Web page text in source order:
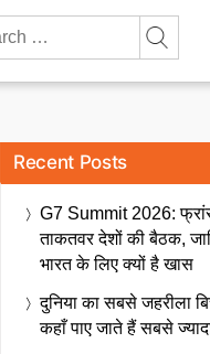
Recent Posts
G7 Summit 2026:
ताकतवर देशों की बैठक,
भारत के लिए क्यों है खास
दुनिया का सबसे जहरीला
कहाँ पाए जाते हैं सबसे